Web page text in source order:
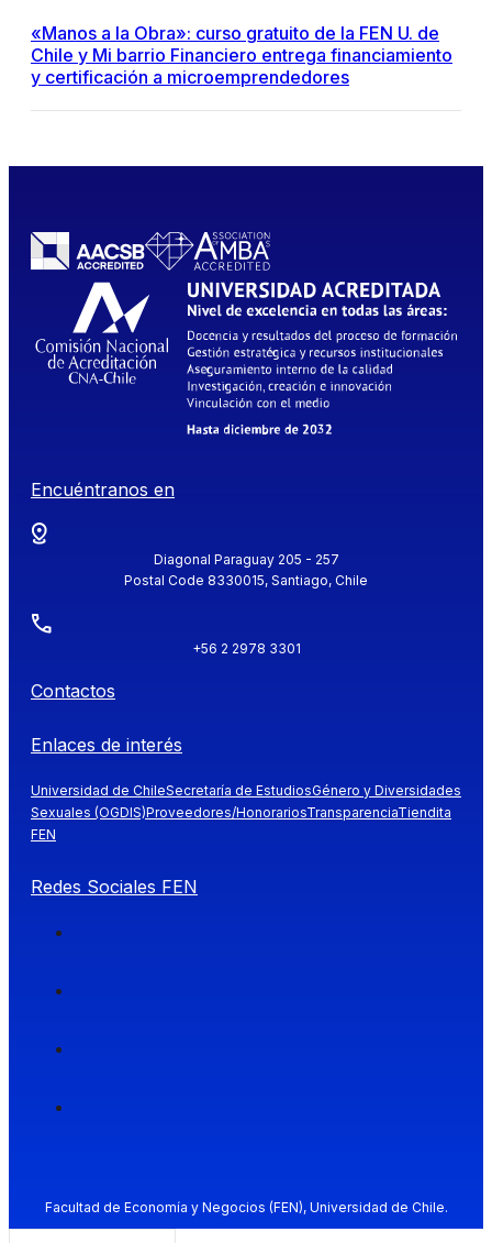
«Manos a la Obra»: curso gratuito de la FEN U. de
Chile y Mi barrio Financiero entrega financiamiento
y certificación a microemprendedores
Encuéntranos en
Diagonal Paraguay 205 - 257
Postal Code 8330015, Santiago, Chile
+56 2 2978 3301
Contactos
Enlaces de interés
Universidad de ChileSecretaría de EstudiosGénero y Diversidades
Sexuales (OGDIS)Proveedores/HonorariosTransparenciaTiendita
FEN
Redes Sociales FEN
Facultad de Economía y Negocios (FEN), Universidad de Chile.